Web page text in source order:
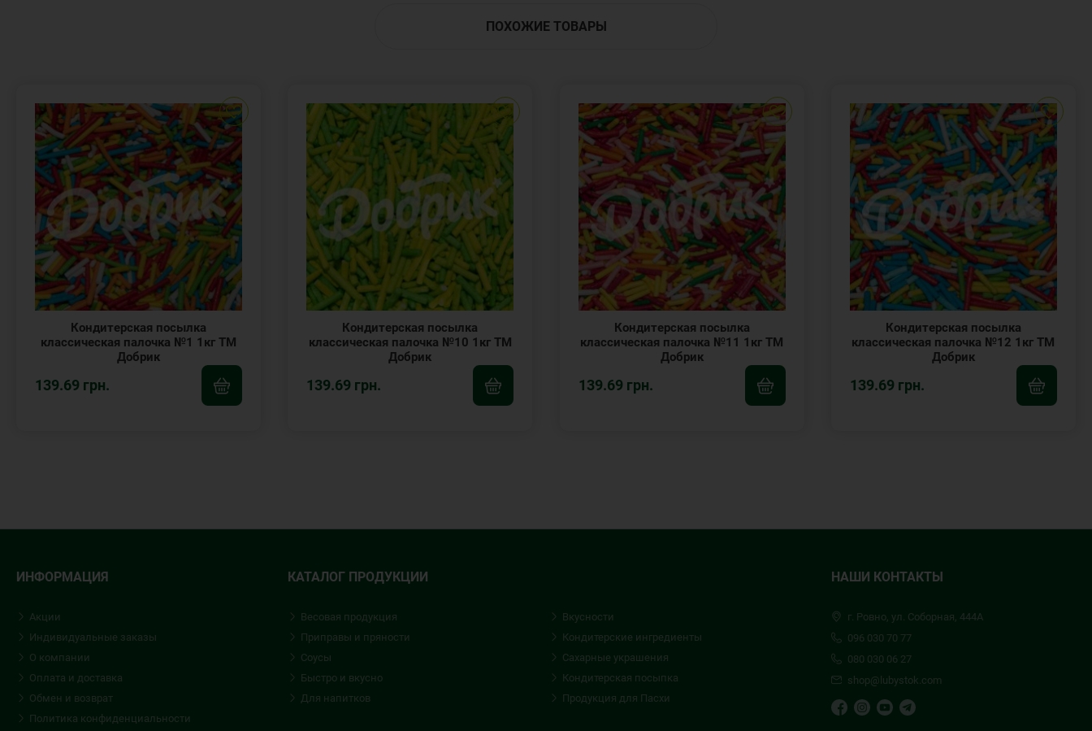
ПОХОЖИЕ ТОВАРЫ
Кондитерская посылка
классическая палочка №1 1кг ТМ
Добрик
139.69 грн.
Кондитерская посылка
классическая палочка №10 1кг ТМ
Добрик
139.69 грн.
Кондитерская посылка
классическая палочка №11 1кг ТМ
Добрик
139.69 грн.
Кондитерская посылка
классическая палочка №12 1кг ТМ
Добрик
139.69 грн.
ИНФОРМАЦИЯ
Акции
Индивидуальные заказы
О компании
Оплата и доставка
Обмен и возврат
Политика конфиденциальности
КАТАЛОГ ПРОДУКЦИИ
Весовая продукция
Приправы и пряности
Соусы
Быстро и вкусно
Для напитков
Вкусности
Кондитерские ингредиенты
Сахарные украшения
Кондитерская посыпка
Продукция для Пасхи
НАШИ КОНТАКТЫ
г. Ровно, ул. Соборная, 444А
096 030 70 77
080 030 06 27
shop@lubystok.com